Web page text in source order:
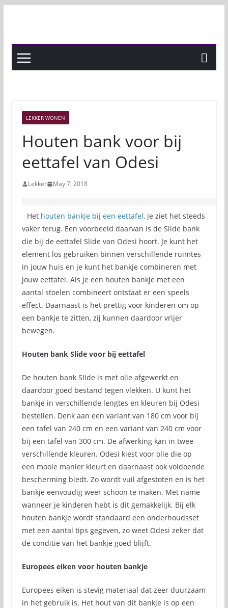
LEKKER WONEN
Houten bank voor bij
eettafel van Odesi
Lekker May 7, 2018
Het houten bankje bij een eettafel, je ziet het steeds
vaker terug. Een voorbeeld daarvan is de Slide bank
die bij de eettafel Slide van Odesi hoort. Je kunt het
element los gebruiken binnen verschillende ruimtes
in jouw huis en je kunt het bankje combineren met
jouw eettafel. Als je een houten bankje met een
aantal stoelen combineert ontstaat er een speels
effect. Daarnaast is het prettig voor kinderen om op
een bankje te zitten, zij kunnen daardoor vrijer
bewegen.
Houten bank Slide voor bij eettafel
De houten bank Slide is met olie afgewerkt en
daardoor goed bestand tegen vlekken. U kunt het
bankje in verschillende lengtes en kleuren bij Odesi
bestellen. Denk aan een variant van 180 cm voor bij
een tafel van 240 cm en een variant van 240 cm voor
bij een tafel van 300 cm. De afwerking kan in twee
verschillende kleuren. Odesi kiest voor olie die op
een mooie manier kleurt en daarnaast ook voldoende
bescherming biedt. Zo wordt vuil afgestoten en is het
bankje eenvoudig weer schoon te maken. Met name
wanneer je kinderen hebt is dit gemakkelijk. Bij elk
houten bankje wordt standaard een onderhoudsset
met een aantal tips gegeven, zo weet Odesi zeker dat
de conditie van het bankje goed blijft.
Europees eiken voor houten bankje
Europees eiken is stevig materiaal dat zeer duurzaam
in het gebruik is. Het hout van dit bankje is op een